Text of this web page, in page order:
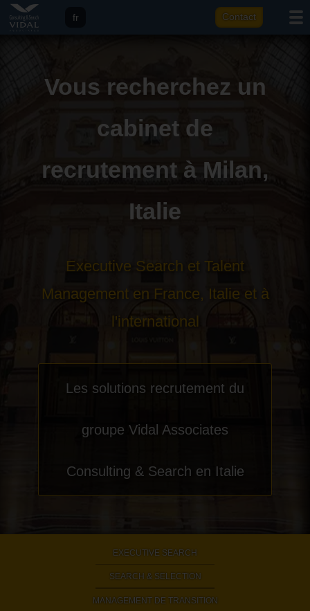
fr
Contact
Vous recherchez un
cabinet de
recrutement à Milan,
Italie
Executive Search et Talent
Management en France, Italie et à
l'international
Les solutions recrutement du
groupe Vidal Associates
Consulting & Search en Italie
EXECUTIVE SEARCH
SEARCH & SELECTION
MANAGEMENT DE TRANSITION